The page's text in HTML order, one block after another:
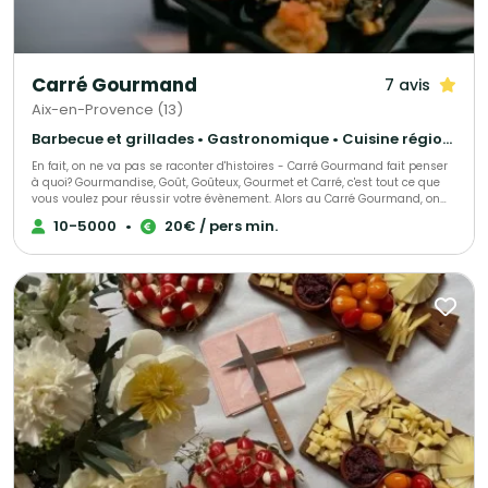
Carré Gourmand 7 avis
Aix-en-Provence (13)
Barbecue et grillades • Gastronomique • Cuisine régionale
En fait, on ne va pas se raconter d'histoires - Carré Gourmand fait penser
à quoi? Gourmandise, Goût, Goûteux, Gourmet et Carré, c'est tout ce que
vous voulez pour réussir votre évènement. Alors au Carré Gourmand, on
peut dire encore beaucoup de choses... Le mieux c'est de goûter. Jérôme
GHIBAUDO
10-5000 • 20€ / pers min.